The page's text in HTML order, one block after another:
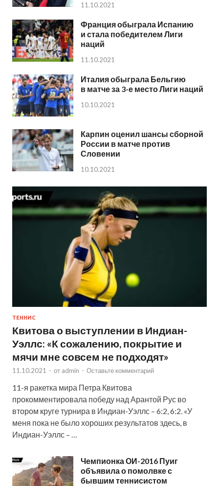
11.10.2021
Франция обыграла Испанию
и стала победителем Лиги
наций
11.10.2021
Италия обыграла Бельгию
в матче за 3-е место Лиги наций
10.10.2021
Карпин оценил шансы сборной
России в матче против
Словении
10.10.2021
ТЕННИС
Квитова о выступлении в Индиан-
Уэллс: «К сожалению, покрытие и
мячи мне совсем не подходят»
11.10.2021 - от admin - Оставьте комментарий
11-я ракетка мира Петра Квитова
прокомментировала победу над Арантой Рус во
втором круге турнира в Индиан-Уэллс – 6:2, 6:2. «У
меня пока не было хороших результатов здесь, в
Индиан-Уэллс – …
Чемпионка ОИ-2016 Пуиг
объявила о помолвке с
бывшим теннисистом